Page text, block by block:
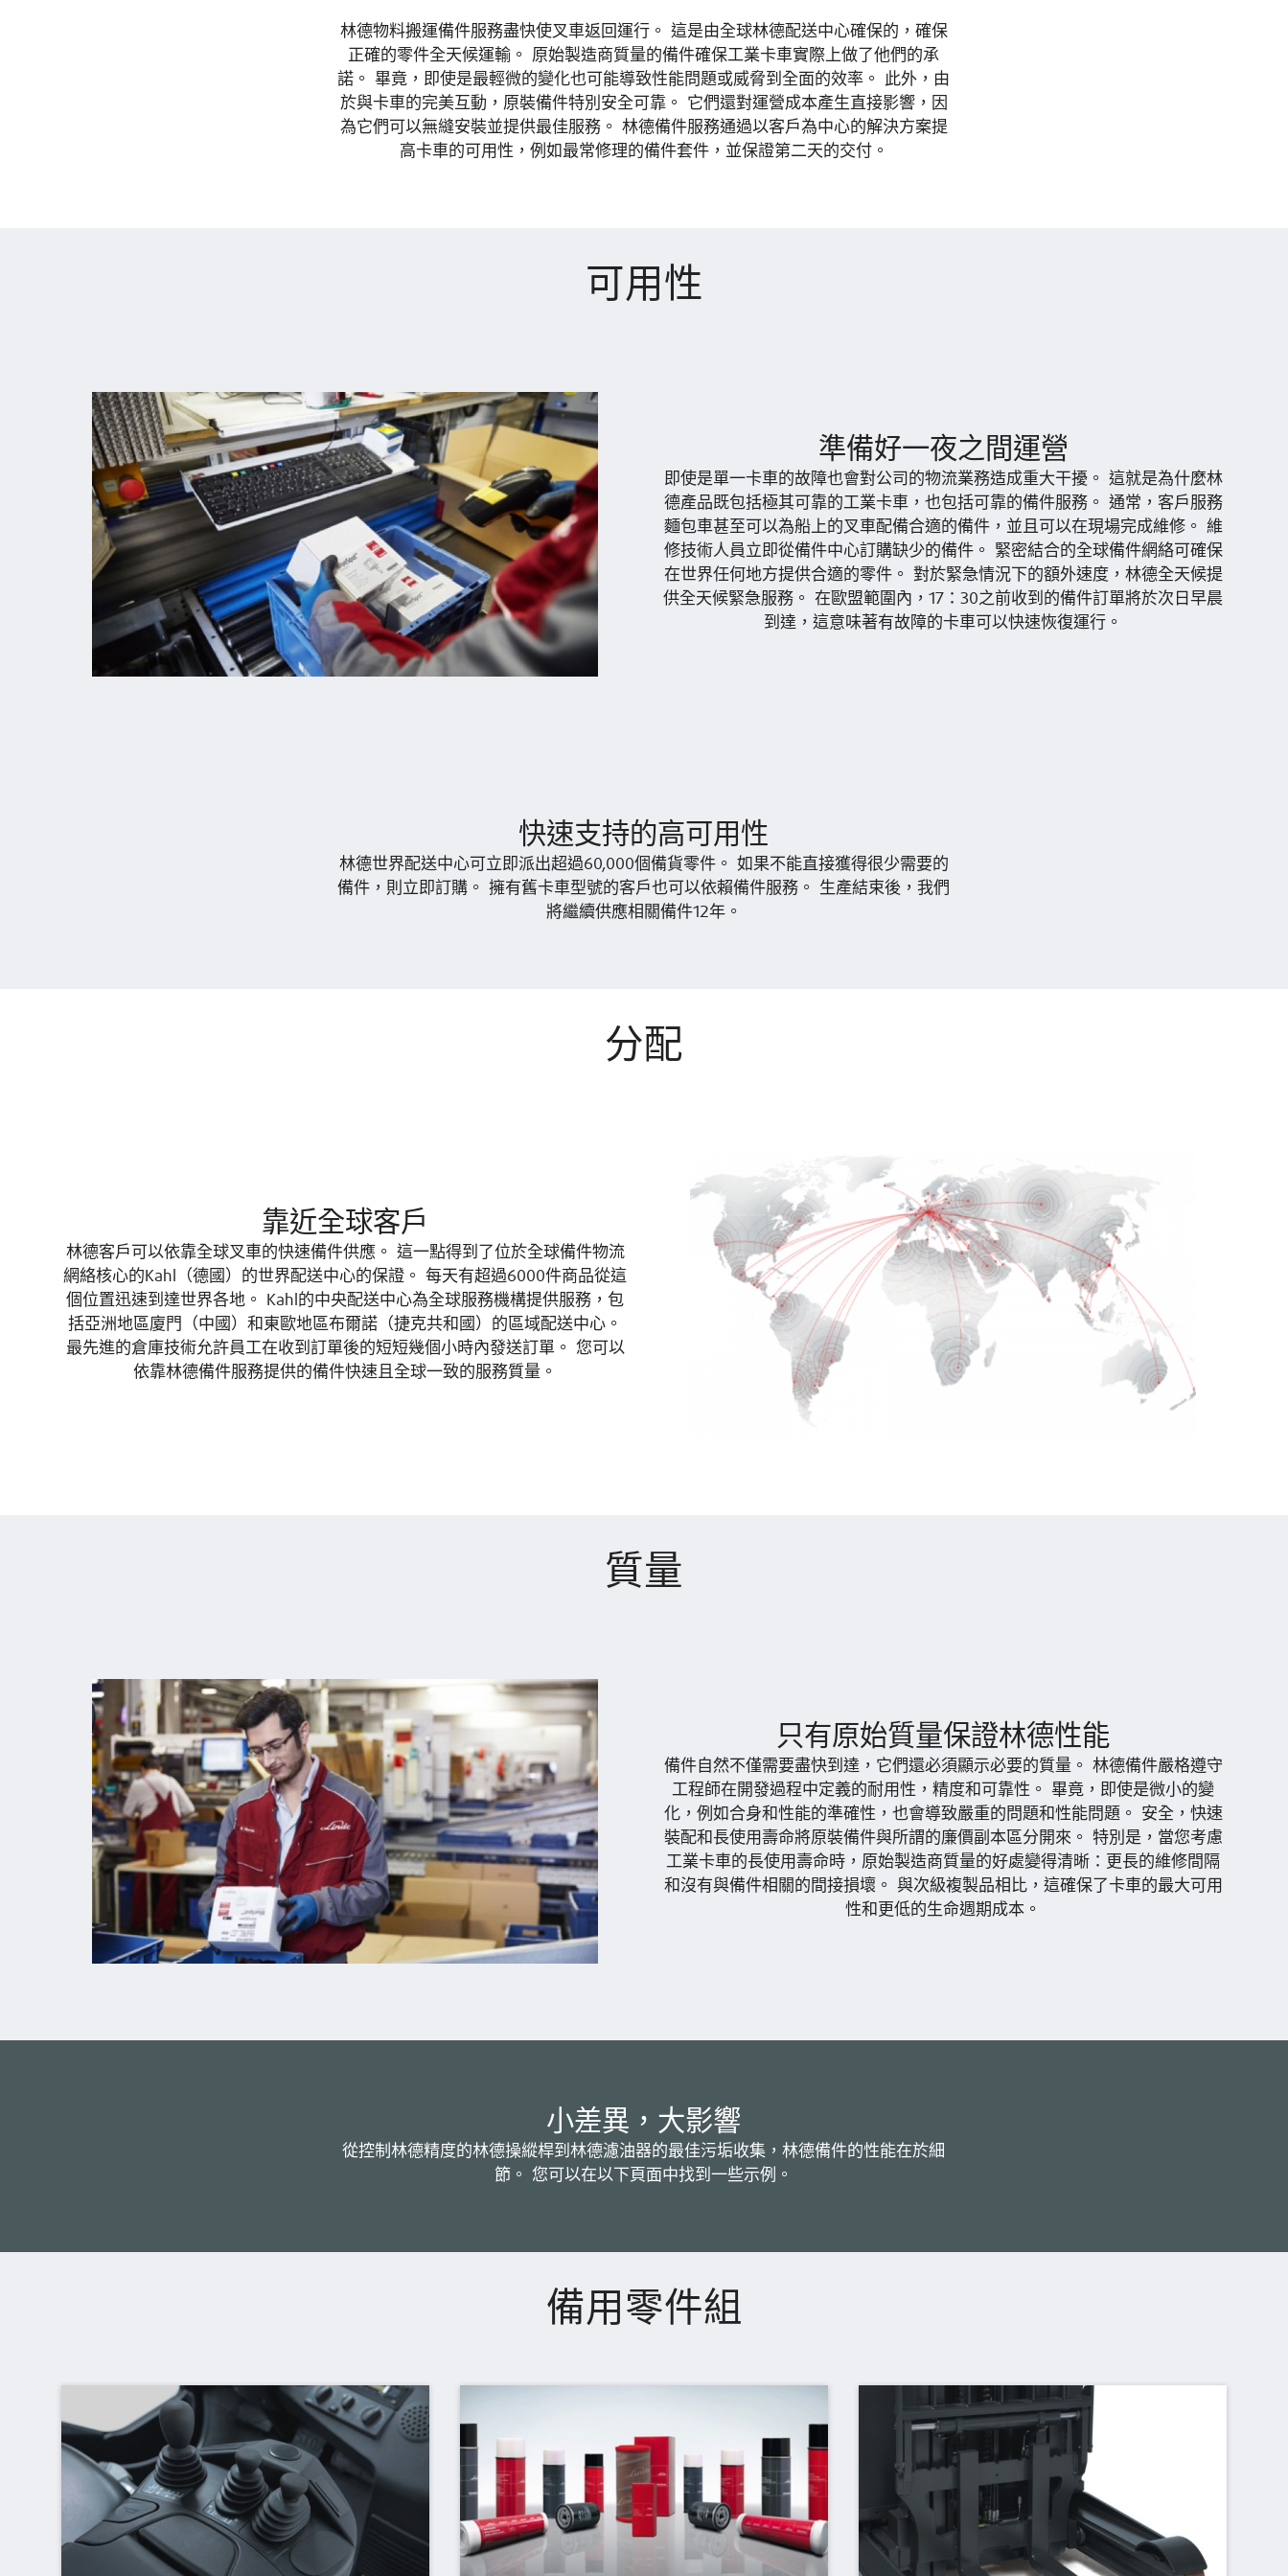
林德物料搬運備件服務盡快使叉車返回運行。 這是由全球林德配送中心確保的，確保
正確的零件全天候運輸。 原始製造商質量的備件確保工業卡車實際上做了他們的承
諾。 畢竟，即使是最輕微的變化也可能導致性能問題或威脅到全面的效率。 此外，由
於與卡車的完美互動，原裝備件特別安全可靠。 它們還對運營成本產生直接影響，因
為它們可以無縫安裝並提供最佳服務。 林德備件服務通過以客戶為中心的解決方案提
高卡車的可用性，例如最常修理的備件套件，並保證第二天的交付。
可用性
準備好一夜之間運營
即使是單一卡車的故障也會對公司的物流業務造成重大干擾。 這就是為什麼林
德產品既包括極其可靠的工業卡車，也包括可靠的備件服務。 通常，客戶服務
麵包車甚至可以為船上的叉車配備合適的備件，並且可以在現場完成維修。 維
修技術人員立即從備件中心訂購缺少的備件。 緊密結合的全球備件網絡可確保
在世界任何地方提供合適的零件。 對於緊急情況下的額外速度，林德全天候提
供全天候緊急服務。 在歐盟範圍內，17：30之前收到的備件訂單將於次日早晨
到達，這意味著有故障的卡車可以快速恢復運行。
快速支持的高可用性
林德世界配送中心可立即派出超過60,000個備貨零件。 如果不能直接獲得很少需要的
備件，則立即訂購。 擁有舊卡車型號的客戶也可以依賴備件服務。 生產結束後，我們
將繼續供應相關備件12年。
分配
靠近全球客戶
林德客戶可以依靠全球叉車的快速備件供應。 這一點得到了位於全球備件物流
網絡核心的Kahl（德國）的世界配送中心的保證。 每天有超過6000件商品從這
個位置迅速到達世界各地。 Kahl的中央配送中心為全球服務機構提供服務，包
括亞洲地區廈門（中國）和東歐地區布爾諾（捷克共和國）的區域配送中心。
最先進的倉庫技術允許員工在收到訂單後的短短幾個小時內發送訂單。 您可以
依靠林德備件服務提供的備件快速且全球一致的服務質量。
質量
只有原始質量保證林德性能
備件自然不僅需要盡快到達，它們還必須顯示必要的質量。 林德備件嚴格遵守
工程師在開發過程中定義的耐用性，精度和可靠性。 畢竟，即使是微小的變
化，例如合身和性能的準確性，也會導致嚴重的問題和性能問題。 安全，快速
裝配和長使用壽命將原裝備件與所謂的廉價副本區分開來。 特別是，當您考慮
工業卡車的長使用壽命時，原始製造商質量的好處變得清晰：更長的維修間隔
和沒有與備件相關的間接損壞。 與次級複製品相比，這確保了卡車的最大可用
性和更低的生命週期成本。
小差異，大影響
從控制林德精度的林德操縱桿到林德濾油器的最佳污垢收集，林德備件的性能在於細
節。 您可以在以下頁面中找到一些示例。
備用零件組